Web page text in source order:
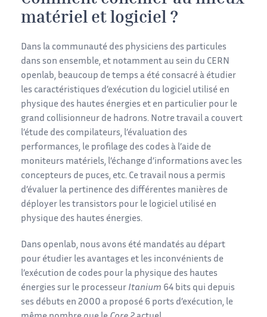
matériel et logiciel ?
Dans la communauté des physiciens des particules
dans son ensemble, et notamment au sein du CERN
openlab, beaucoup de temps a été consacré à étudier
les caractéristiques d’exécution du logiciel utilisé en
physique des hautes énergies et en particulier pour le
grand collisionneur de hadrons. Notre travail a couvert
l’étude des compilateurs, l’évaluation des
performances, le profilage des codes à l’aide de
moniteurs matériels, l’échange d’informations avec les
concepteurs de puces, etc. Ce travail nous a permis
d’évaluer la pertinence des différentes manières de
déployer les transistors pour le logiciel utilisé en
physique des hautes énergies.
Dans openlab, nous avons été mandatés au départ
pour étudier les avantages et les inconvénients de
l’exécution de codes pour la physique des hautes
énergies sur le processeur Itanium 64 bits qui depuis
ses débuts en 2000 a proposé 6 ports d’exécution, le